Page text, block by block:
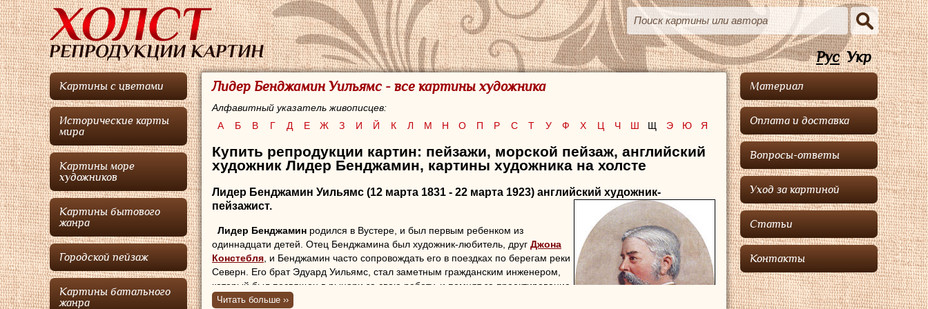
Рус Укр
Картины с цветами
Исторические карты
мира
Картины море
художников
Картины бытового
жанра
Городской пейзаж
Картины батального
жанра
Лидер Бенджамин Уильямс - все картины художника
Алфавитный указатель живописцев:
А
Б В Г Д Е Ж З И Й К Л М Н О П Р С Т У Ф Х Ц Ч Ш Щ Э Ю Я
Купить репродукции картин: пейзажи, морской пейзаж, английский
художник Лидер Бенджамин, картины художника на холсте
Лидер Бенджамин Уильямс (12 марта 1831 - 22 марта 1923) английский художник-
пейзажист.
Лидер Бенджамин родился в Вустере, и был первым ребенком из
одиннадцати детей. Отец Бенджамина был художник-любитель, друг Джона
Констебля, и Бенджамин часто сопровождать его в поездках по берегам реки
Северн. Его брат Эдуард Уильямс, стал заметным гражданским инженером,
который был посвящен в рыцари за свою работу, и помнят за проектирование
Манчестерского судоходного канала, коорый был темой для картин
Читать больше ››
Материал
Оплата и доставка
Вопросы-ответы
Уход за картиной
Статьи
Контакты